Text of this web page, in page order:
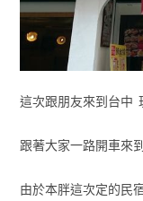
這次跟朋友來到台中
跟著大家一路開車來
由於本胖這次定的民